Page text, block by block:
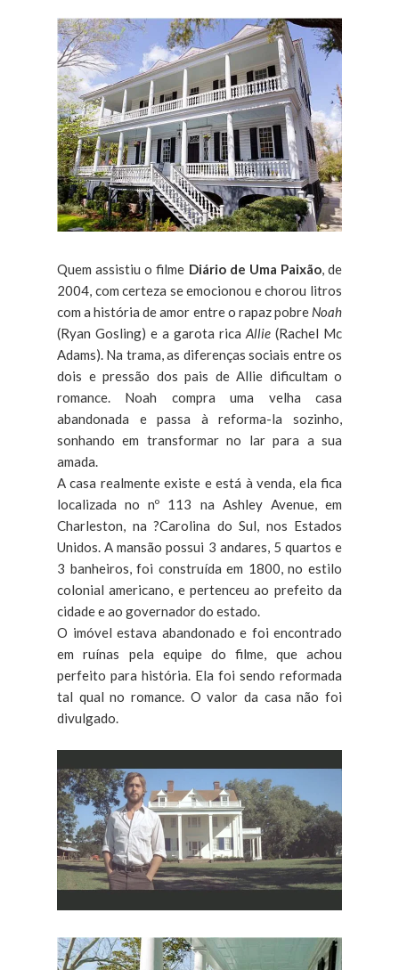
Quem assistiu o filme Diário de Uma Paixão, de
2004, com certeza se emocionou e chorou litros
com a história de amor entre o rapaz pobre Noah
(Ryan Gosling) e a garota rica Allie (Rachel Mc
Adams). Na trama, as diferenças sociais entre os
dois e pressão dos pais de Allie dificultam o
romance. Noah compra uma velha casa
abandonada e passa à reforma-la sozinho,
sonhando em transformar no lar para a sua
amada.
A casa realmente existe e está à venda, ela fica
localizada no nº 113 na Ashley Avenue, em
Charleston, na ?Carolina do Sul, nos Estados
Unidos. A mansão possui 3 andares, 5 quartos e
3 banheiros, foi construída em 1800, no estilo
colonial americano, e pertenceu ao prefeito da
cidade e ao governador do estado.
O imóvel estava abandonado e foi encontrado
em ruínas pela equipe do filme, que achou
perfeito para história. Ela foi sendo reformada
tal qual no romance. O valor da casa não foi
divulgado.